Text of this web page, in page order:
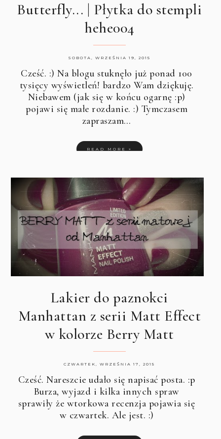
Butterfly... | Płytka do stempli
hehe004
SOBOTA, WRZEŚNIA 19, 2015
Cześć. :) Na blogu stuknęło już ponad 100
tysięcy wyświetleń! bardzo Wam dziękuję.
Niebawem (jak się w końcu ogarnę :p)
pojawi się małe rozdanie. :) Tymczasem
zapraszam…
READ MORE »
Lakier do paznokci
Manhattan z serii Matt Effect
w kolorze Berry Matt
CZWARTEK, WRZEŚNIA 17, 2015
Cześć. Nareszcie udało się napisać posta. :p
Burza, wyjazd i kilka innych spraw
sprawiły że wtorkowa recenzja pojawia się
w czwartek. Ale jest. :)